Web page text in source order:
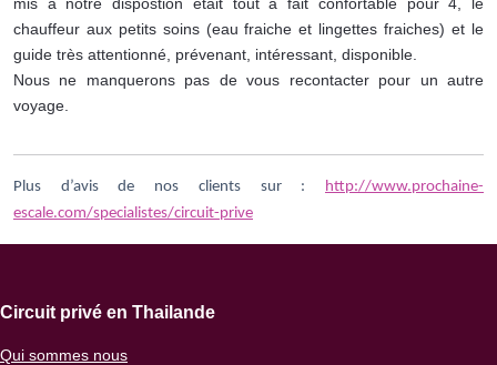
chauffeur aux petits soins (eau fraiche et lingettes fraiches) et le
guide très attentionné, prévenant, intéressant, disponible.
Nous ne manquerons pas de vous recontacter pour un autre
voyage.
Plus d’avis de nos clients sur :
http://www.prochaine-
escale.com/specialistes/circuit-prive
Circuit privé en Thailande
Qui sommes nous